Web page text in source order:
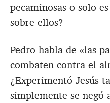
pecaminosas o solo
sobre ellos?
Pedro habla de «las
combaten contra el
¿Experimentó Jesús
simplemente se negó